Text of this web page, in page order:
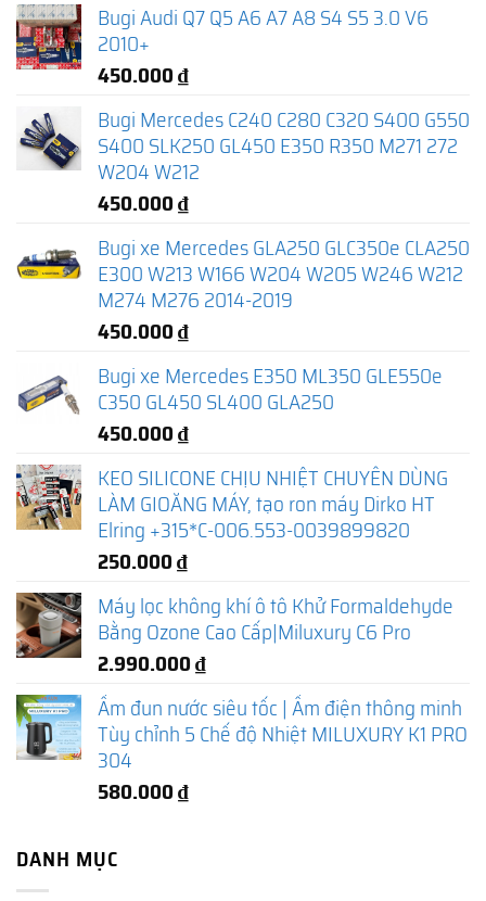
Bugi Audi Q7 Q5 A6 A7 A8 S4 S5 3.0 V6
2010+
450.000₫
Bugi Mercedes C240 C280 C320 S400 G550
S400 SLK250 GL450 E350 R350 M271 272
W204 W212
450.000₫
Bugi xe Mercedes GLA250 GLC350e CLA250
E300 W213 W166 W204 W205 W246 W212
M274 M276 2014-2019
450.000₫
Bugi xe Mercedes E350 ML350 GLE550e
C350 GL450 SL400 GLA250
450.000₫
KEO SILICONE CHỊU NHIỆT CHUYÊN DÙNG
LÀM GIOĂNG MÁY, tạo ron máy Dirko HT
Elring +315*C-006.553-0039899820
250.000₫
Máy lọc không khí ô tô Khử Formaldehyde
Bằng Ozone Cao Cấp|Miluxury C6 Pro
2.990.000₫
Ấm đun nước siêu tốc | Ấm điện thông minh
Tùy chỉnh 5 Chế độ Nhiệt MILUXURY K1 PRO
304
580.000₫
DANH MỤC